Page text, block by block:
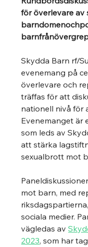
för överlevare av
Skydda Barn rf/
evenemang på
överlevare och
träffas för att
nationell nivå för
Evenemanget är
som leds av
att stärka
sexualbrott mot
mot barn, med
sociala medier.
vägledas av
2023, som har